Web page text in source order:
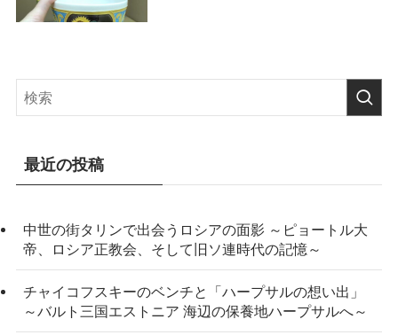
最近の投稿
中世の街タリンで出会うロシアの面影 ～ピョートル大
帝、ロシア正教会、そして旧ソ連時代の記憶～
チャイコフスキーのベンチと「ハープサルの想い出」
～バルト三国エストニア 海辺の保養地ハープサルへ～